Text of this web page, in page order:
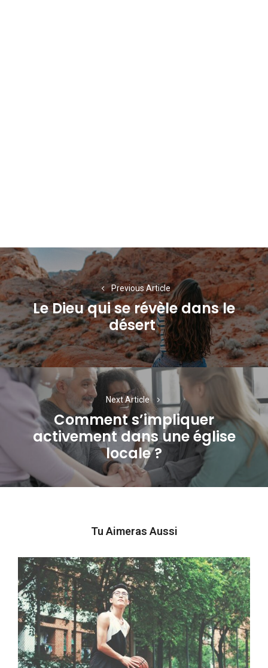
Navigation
de
l’article
Previous Article
Previous
post:
Le Dieu qui se révèle dans le
désert
Next Article
Next
post:
Comment s’impliquer
activement dans une église
locale ?
Tu Aimeras Aussi